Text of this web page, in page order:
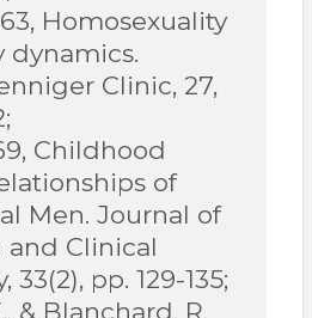
Homosexuality
dynamics.
Clinic, 27,
Childhood
of
Men. Journal of
and Clinical
33(2), pp. 129-135;
& Blanchard, R.